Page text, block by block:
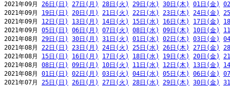
2021年09月 26日(日) 27日(月) 28日(火) 29日(水) 30日(木) 01日(金)
2021年09月 19日(日) 20日(月) 21日(火) 22日(水) 23日(木) 24日(金)
2021年09月 12日(日) 13日(月) 14日(火) 15日(水) 16日(木) 17日(金)
2021年09月 05日(日) 06日(月) 07日(火) 08日(水) 09日(木) 10日(金)
2021年08月 29日(日) 30日(月) 31日(火) 01日(水) 02日(木) 03日(金)
2021年08月 22日(日) 23日(月) 24日(火) 25日(水) 26日(木) 27日(金)
2021年08月 15日(日) 16日(月) 17日(火) 18日(水) 19日(木) 20日(金)
2021年08月 08日(日) 09日(月) 10日(火) 11日(水) 12日(木) 13日(金)
2021年08月 01日(日) 02日(月) 03日(火) 04日(水) 05日(木) 06日(金)
2021年07月 25日(日) 26日(月) 27日(火) 28日(水) 29日(木) 30日(金)